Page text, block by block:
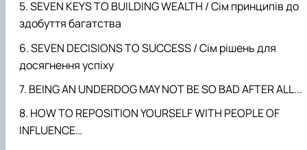
SEVEN KEYS TO BUILDING WEALTH / Сім принципів до
здобуття багатства
SEVEN DECISIONS TO SUCCESS / Сім рішень для
досягнення успіху
BEING AN UNDERDOG MAY NOT BE SO BAD AFTER ALL...
HOW TO REPOSITION YOURSELF WITH PEOPLE OF
INFLUENCE…